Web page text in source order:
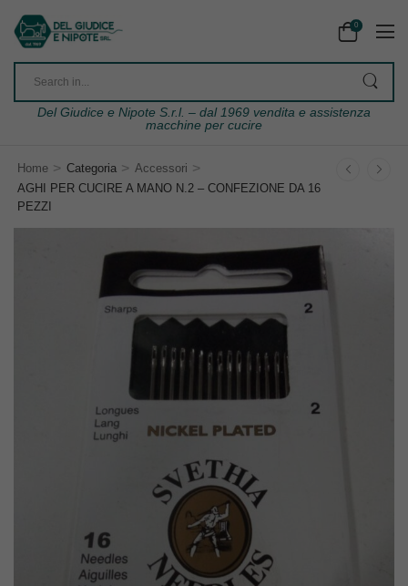
0
Del Giudice e Nipote S.r.l. – dal 1969 vendita e assistenza
macchine per cucire
Home > Categoria > Accessori >
AGHI PER CUCIRE A MANO N.2 – CONFEZIONE DA 16
PEZZI